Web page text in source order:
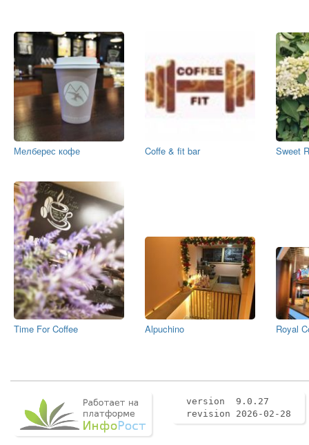
Мелберес кофе Coffe & fit bar Sweet
Time For Coffee Alpuchino Royal
version 9.0.27
revision 2026-02-28